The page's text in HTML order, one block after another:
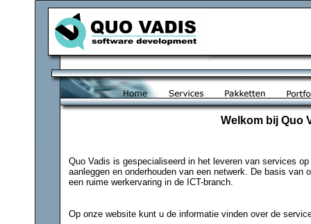
Welkom bij Quo
Quo Vadis is gespecialiseerd in het leveren van services
aanleggen en onderhouden van een netwerk. De basis
een ruime werkervaring in de ICT-branch.
Op onze website kunt u de informatie vinden over de